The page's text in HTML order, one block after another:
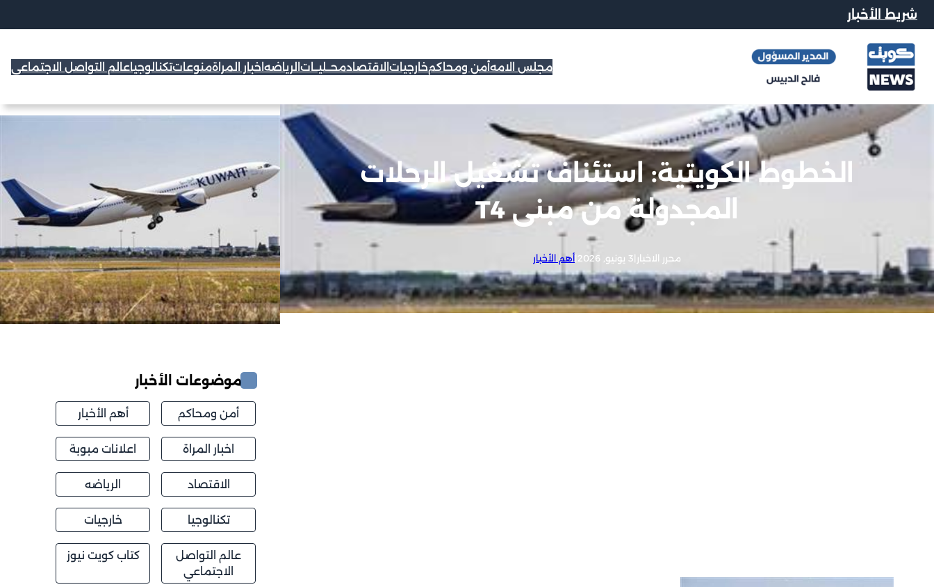
شريط الأخبار
مجلس الامهأمن ومحاكمخارجيات الاقتصادمحــليــات الرياضه اخبار المراةمنوعاتتكنالوجياعالم التواصل الاجتماعي
الخطوط الكويتية: استئناف تشغيل الرحلات
المجدولة من مبنى T4
محرر الاخبار 3 يونيو, 2026 أهم الأخبار
موضوعات الأخبار
أمن ومحاكم أهم الأخبار
اخبار المراة اعلانات مبوبة
الاقتصاد الرياضه
تكنالوجيا خارجيات
عالم التواصل
الاجتماعي
كتاب كويت نيوز